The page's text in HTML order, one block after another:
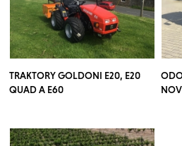
TRAKTORY GOLDONI E20, E20
QUAD A E60